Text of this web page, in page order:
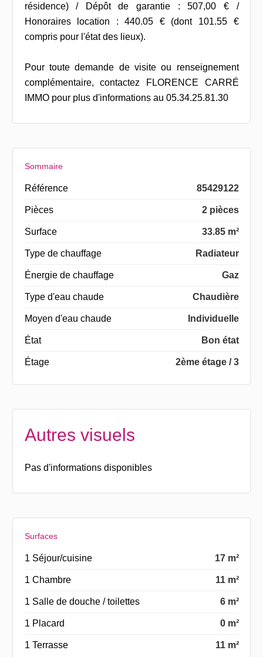
résidence) / Dépôt de garantie : 507,00 € /
Honoraires location : 440.05 € (dont 101.55 €
compris pour l'état des lieux).
Pour toute demande de visite ou renseignement
complémentaire, contactez FLORENCE CARRÉ
IMMO pour plus d'informations au 05.34.25.81.30
Sommaire
Référence 85429122
Pièces 2 pièces
Surface 33.85 m²
Type de chauffage Radiateur
Énergie de chauffage Gaz
Type d'eau chaude Chaudière
Moyen d'eau chaude Individuelle
État Bon état
Étage 2ème étage / 3
Autres visuels
Pas d'informations disponibles
Surfaces
1 Séjour/cuisine 17 m²
1 Chambre 11 m²
1 Salle de douche / toilettes 6 m²
1 Placard 0 m²
1 Terrasse 11 m²